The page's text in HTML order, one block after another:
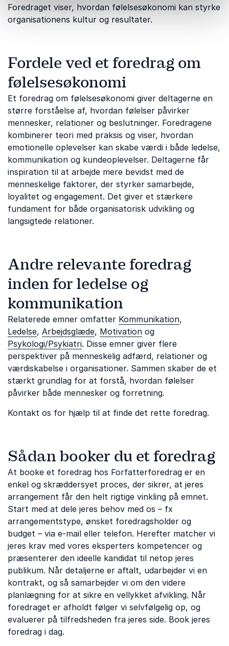
Foredraget viser, hvordan følelsesøkonomi kan styrke
organisationens kultur og resultater.
Fordele ved et foredrag om
følelsesøkonomi
Et foredrag om følelsesøkonomi giver deltagerne en
større forståelse af, hvordan følelser påvirker
mennesker, relationer og beslutninger. Foredragene
kombinerer teori med praksis og viser, hvordan
emotionelle oplevelser kan skabe værdi i både ledelse,
kommunikation og kundeoplevelser. Deltagerne får
inspiration til at arbejde mere bevidst med de
menneskelige faktorer, der styrker samarbejde,
loyalitet og engagement. Det giver et stærkere
fundament for både organisatorisk udvikling og
langsigtede relationer.
Andre relevante foredrag
inden for ledelse og
kommunikation
Relaterede emner omfatter Kommunikation,
Ledelse, Arbejdsglæde, Motivation og
Psykologi/Psykiatri. Disse emner giver flere
perspektiver på menneskelig adfærd, relationer og
værdiskabelse i organisationer. Sammen skaber de et
stærkt grundlag for at forstå, hvordan følelser
påvirker både mennesker og forretning.
Kontakt os for hjælp til at finde det rette foredrag.
Sådan booker du et foredrag
At booke et foredrag hos Forfatterforedrag er en
enkel og skræddersyet proces, der sikrer, at jeres
arrangement får den helt rigtige vinkling på emnet.
Start med at dele jeres behov med os – fx
arrangementstype, ønsket foredragsholder og
budget – via e-mail eller telefon. Herefter matcher vi
jeres krav med vores eksperters kompetencer og
præsenterer den ideelle kandidat til netop jeres
publikum. Når detaljerne er aftalt, udarbejder vi en
kontrakt, og så samarbejder vi om den videre
planlægning for at sikre en vellykket afvikling. Når
foredraget er afholdt følger vi selvfølgelig op, og
evaluerer på tilfredsheden fra jeres side. Book jeres
foredrag i dag.